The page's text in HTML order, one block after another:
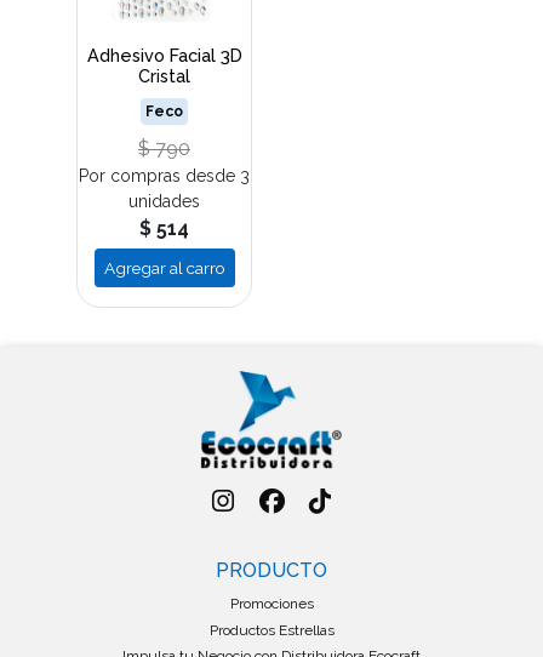
Adhesivo Facial 3D
Cristal
Feco
$ 790
Por compras desde 3
unidades
$ 514
Agregar al carro
PRODUCTO
Promociones
Productos Estrellas